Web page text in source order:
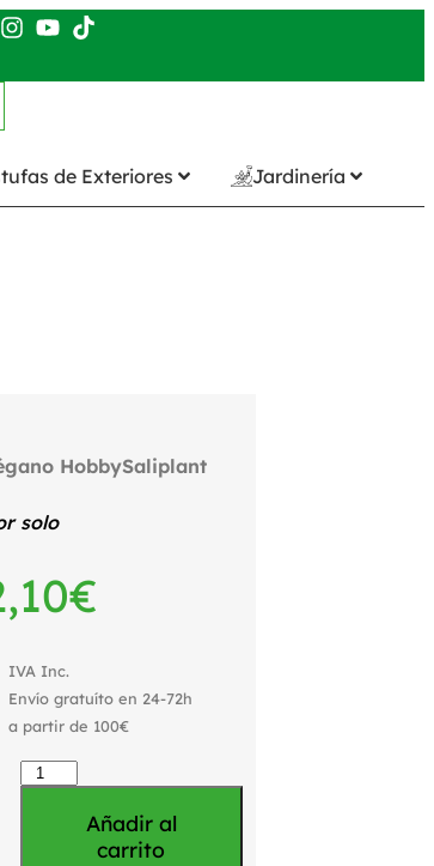
de Exteriores Jardinería
HobbySaliplant
solo
€
IVA Inc.
Envío gratuíto en 24-72h
a partir de 100€
Añadir al
carrito